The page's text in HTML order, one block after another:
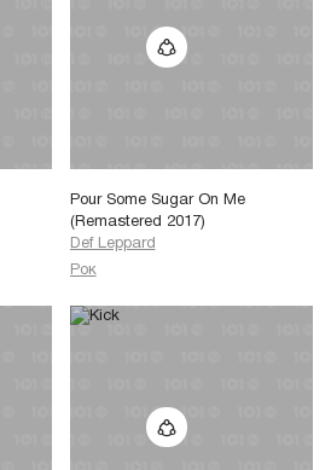
Pour Some Sugar On Me
(Remastered 2017)
Def Leppard
Рок